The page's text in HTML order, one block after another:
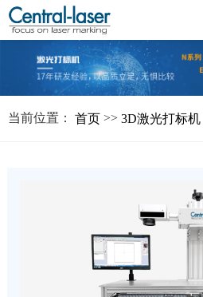
当前位置： 首页 >> 3D激光打标机